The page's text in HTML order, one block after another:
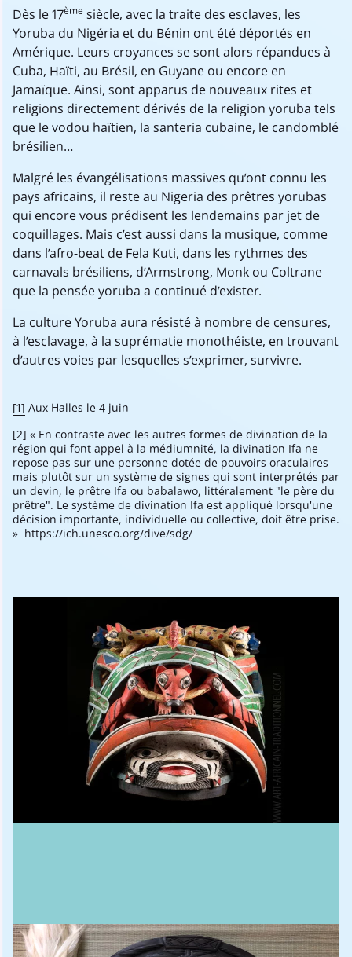
Dès le 17ème siècle, avec la traite des esclaves, les
Yoruba du Nigéria et du Bénin ont été déportés en
Amérique. Leurs croyances se sont alors répandues à
Cuba, Haïti, au Brésil, en Guyane ou encore en
Jamaïque. Ainsi, sont apparus de nouveaux rites et
religions directement dérivés de la religion yoruba tels
que le vodou haïtien, la santeria cubaine, le candomblé
brésilien…
Malgré les évangélisations massives qu’ont connu les
pays africains, il reste au Nigeria des prêtres yorubas
qui encore vous prédisent les lendemains par jet de
coquillages. Mais c’est aussi dans la musique, comme
dans l’afro-beat de Fela Kuti, dans les rythmes des
carnavals brésiliens, d’Armstrong, Monk ou Coltrane
que la pensée yoruba a continué d’exister.
La culture Yoruba aura résisté à nombre de censures,
à l’esclavage, à la suprématie monothéiste, en trouvant
d’autres voies par lesquelles s’exprimer, survivre.
[1] Aux Halles le 4 juin
[2] « En contraste avec les autres formes de divination de la
région qui font appel à la médiumnité, la divination Ifa ne
repose pas sur une personne dotée de pouvoirs oraculaires
mais plutôt sur un système de signes qui sont interprétés par
un devin, le prêtre Ifa ou babalawo, littéralement "le père du
prêtre". Le système de divination Ifa est appliqué lorsqu'une
décision importante, individuelle ou collective, doit être prise.
» https://ich.unesco.org/dive/sdg/